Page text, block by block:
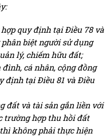
quy định tại Điều 78 và
biệt người sử dụng
lý, chiếm hữu đất;
cá nhân, cộng đồng
định tại Điều 81 và Điều
đất và tài sản gắn liền với
trường hợp thu hồi đất
không phải thực hiện